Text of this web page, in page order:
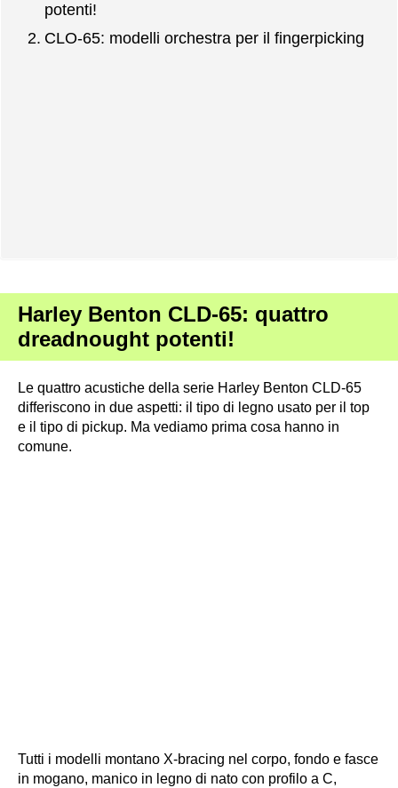
potenti!
CLO-65: modelli orchestra per il fingerpicking
Harley Benton CLD-65: quattro
dreadnought potenti!
Le quattro acustiche della serie Harley Benton CLD-65
differiscono in due aspetti: il tipo di legno usato per il top
e il tipo di pickup. Ma vediamo prima cosa hanno in
comune.
Tutti i modelli montano X-bracing nel corpo, fondo e fasce
in mogano, manico in legno di nato con profilo a C,